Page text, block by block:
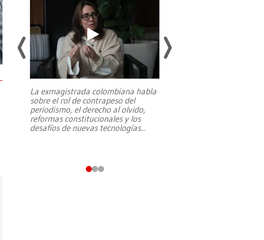
La exmagistrada colombiana habla
sobre el rol de contrapeso del
periodismo, el derecho al olvido,
reformas constitucionales y los
desafíos de nuevas tecnologías...